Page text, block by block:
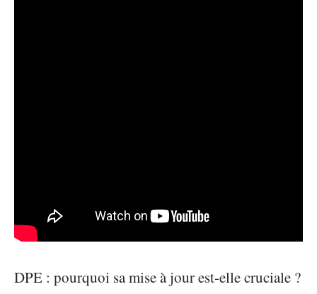
DPE : pourquoi sa mise à jour est-elle cruciale ?